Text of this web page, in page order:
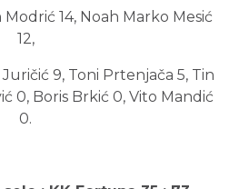
Modrić 14, Noah Marko Mesić
12,
9, Toni Prtenjača 5, Tin
0, Boris Brkić 0, Vito Mandić
0.